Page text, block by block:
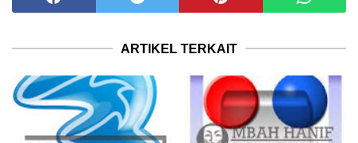
ARTIKEL TERKAIT